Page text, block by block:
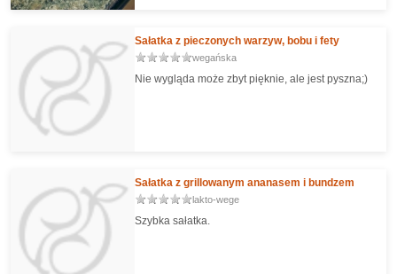
Sałatka z pieczonych warzyw, bobu i fety
wegańska
Nie wygląda może zbyt pięknie, ale jest pyszna;)
Sałatka z grillowanym ananasem i bundzem
lakto-wege
Szybka sałatka.